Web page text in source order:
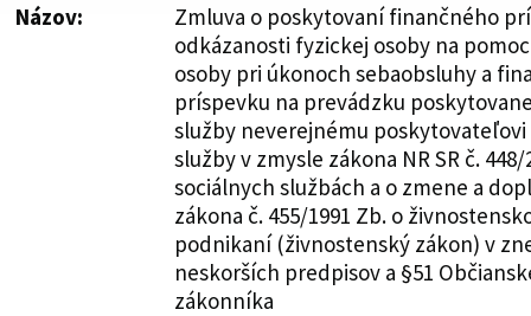
Názov:
Zmluva o poskytovaní finančného
odkázanosti fyzickej osoby na
osoby pri úkonoch sebaobsluhy a
príspevku na prevádzku
služby neverejnému poskytovateľovi
služby v zmysle zákona NR SR č. 448/
sociálnych službách a o zmene a
zákona č. 455/1991 Zb. o
podnikaní (živnostenský zákon) v
neskorších predpisov a §51
zákonníka